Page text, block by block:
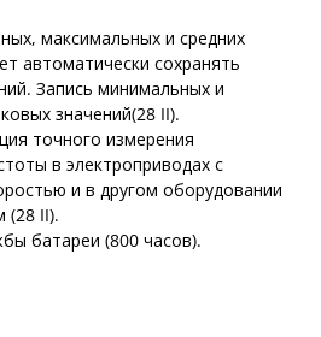
максимальных и средних
автоматически сохранять
Запись минимальных и
значений(28 II).
точного измерения
в электроприводах с
и в другом оборудовании
(28 II).
батареи (800 часов).